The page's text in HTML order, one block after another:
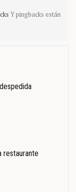
Y pingbacks están
restaurante